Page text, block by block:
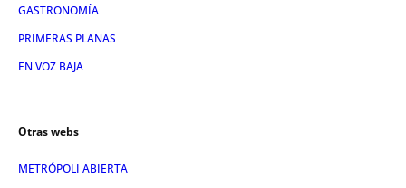
GASTRONOMÍA
PRIMERAS PLANAS
EN VOZ BAJA
Otras webs
METRÓPOLI ABIERTA